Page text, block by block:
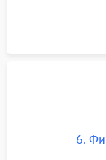
шлейфов, модулей
6.